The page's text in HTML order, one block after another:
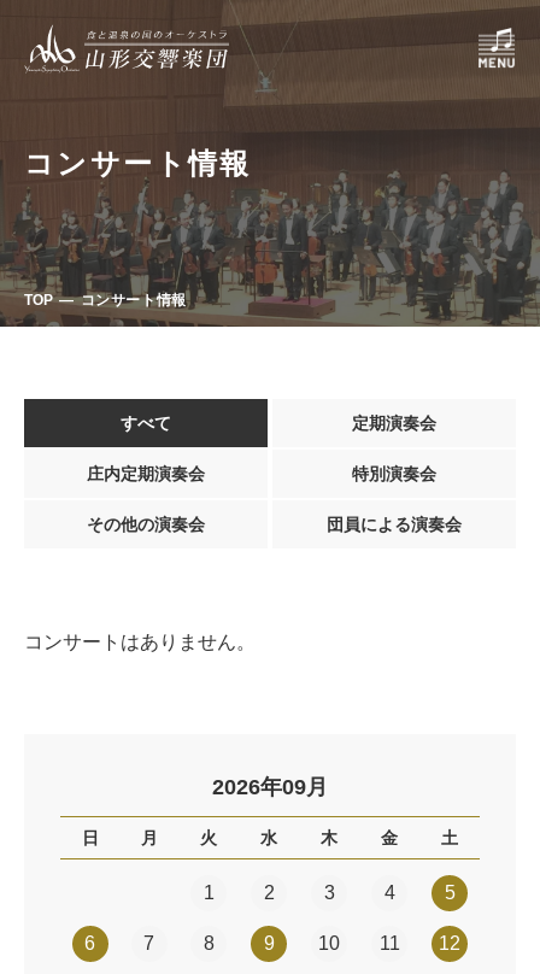
コンサート情報
TOP コンサート情報
すべて 定期演奏会
庄内定期演奏会 特別演奏会
その他の演奏会 団員による演奏会
コンサートはありません。
2026年09月
日 月 火 水 木 金 土
1 2 3 4 5
6 7 8 9 10 11 12